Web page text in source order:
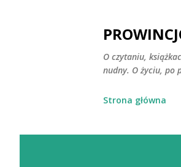
O czytaniu,
nudny. O życiu, po
Strona główna